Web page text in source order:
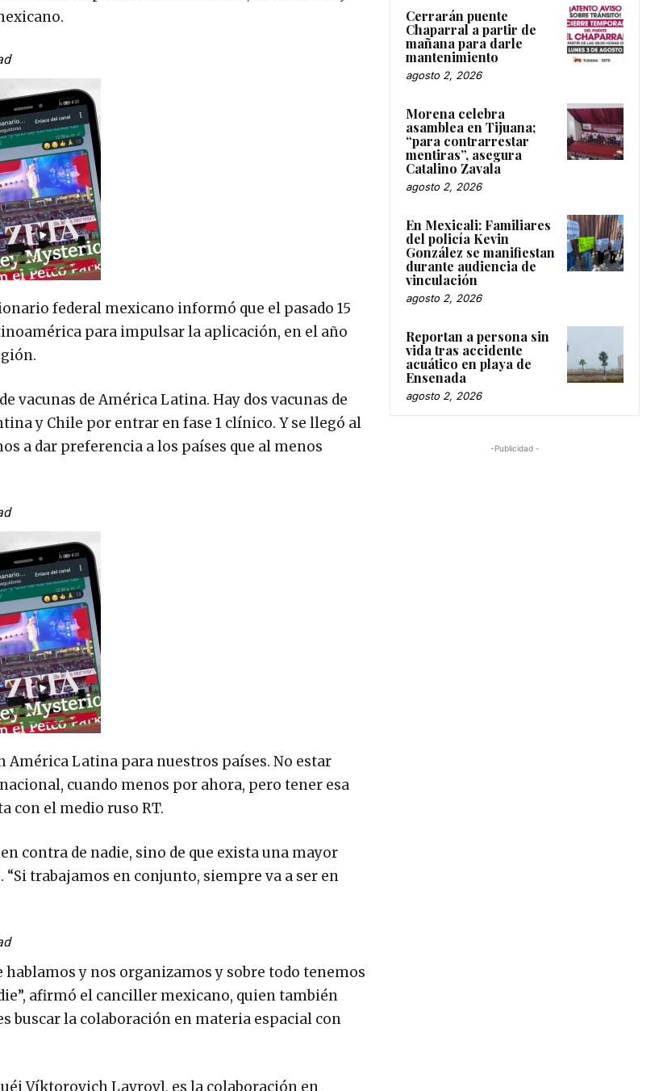
federal mexicano informó que el pasado 15
para impulsar la aplicación, en el año
vacunas de América Latina. Hay dos vacunas de
y Chile por entrar en fase 1 clínico. Y se llegó al
a dar preferencia a los países que al menos
América Latina para nuestros países. No estar
cuando menos por ahora, pero tener esa
con el medio ruso RT.
contra de nadie, sino de que exista una mayor
trabajamos en conjunto, siempre va a ser en
y nos organizamos y sobre todo tenemos
afirmó el canciller mexicano, quien también
buscar la colaboración en materia espacial con
Víktorovich Lavrov], es la colaboración en
Cerrarán puente
Chaparral a partir de
mañana para darle
mantenimiento
agosto 2, 2026
Morena celebra
asamblea en Tijuana;
“para contrarrestar
mentiras”, asegura
Catalino Zavala
agosto 2, 2026
En Mexicali: Familiares
del policía Kevin
González se manifiestan
durante audiencia de
vinculación
agosto 2, 2026
Reportan a persona sin
vida tras accidente
acuático en playa de
Ensenada
agosto 2, 2026
-Publicidad -